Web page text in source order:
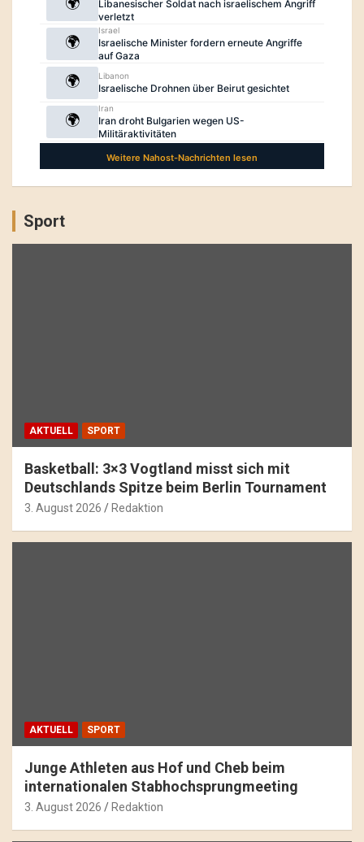
Sport
AKTUELL SPORT
Basketball: 3×3 Vogtland misst sich mit
Deutschlands Spitze beim Berlin Tournament
3. August 2026 Redaktion
AKTUELL SPORT
Junge Athleten aus Hof und Cheb beim
internationalen Stabhochsprungmeeting
3. August 2026 Redaktion